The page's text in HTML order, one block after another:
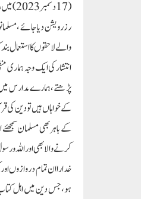
رزرویشن دیا جائے
والے لاحقوں کا استعمال
انتشار کی ایک وجہ
پڑھتے ،ہمارے مدارس میں
کے خواہاں ہیں تو دین کی
کے باہر بھی مسلمان
کرنے والا بھی اور اللہ
خداراان تمام دروازوں
ہو،جس دین میں اہل کتاب